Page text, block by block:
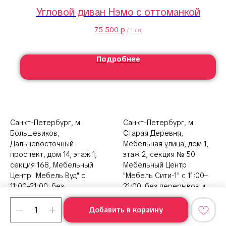
Добавить в корзину
Угловой диван Нэмо с оттоманкой
75 500 р / 1 шт
Подробнее
Санкт-Петербург, м.
Большевиков,
Дальневосточный
проспект, дом 14, этаж 1,
секция 168, Мебельный
Центр "Мебель Вуд" с
11:00–21:00, без
перерывов и выходных
Санкт-Петербург, м.
Старая Деревня,
Мебельная улица, дом 1,
этаж 2, секция № 50
Мебельный Центр
"Мебель Сити-1" с 11:00–
21:00, без перерывов и
выходных